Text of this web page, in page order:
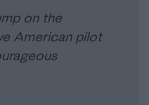
on the
American pilot